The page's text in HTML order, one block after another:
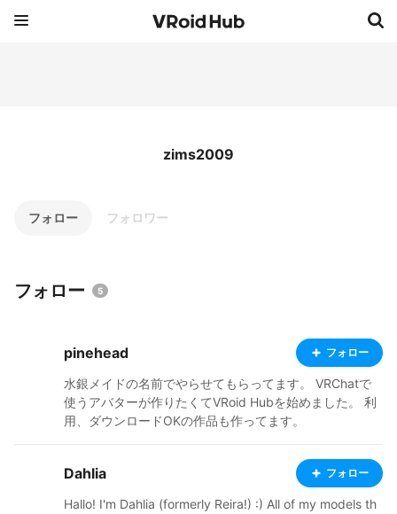
zims2009
フォロー フォロワー
フォロー 5
pinehead フォロー
水銀メイドの名前でやらせてもらってます。 VRChatで
使うアバターが作りたくてVRoid Hubを始めました。 利
用、ダウンロードOKの作品も作ってます。
Dahlia フォロー
Hallo! I'm Dahlia (formerly Reira!) :) All of my models th